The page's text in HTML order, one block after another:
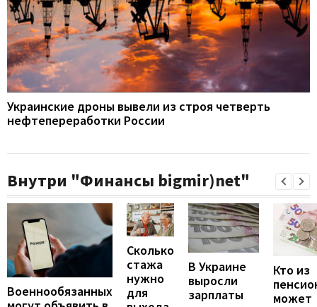
Украинские дроны вывели из строя четверть
нефтепереработки России
Внутри "Финансы bigmir)net"
Военнообязанных
Сколько
стажа
нужно
для
В Украине
выросли
зарплаты
Кто из
может